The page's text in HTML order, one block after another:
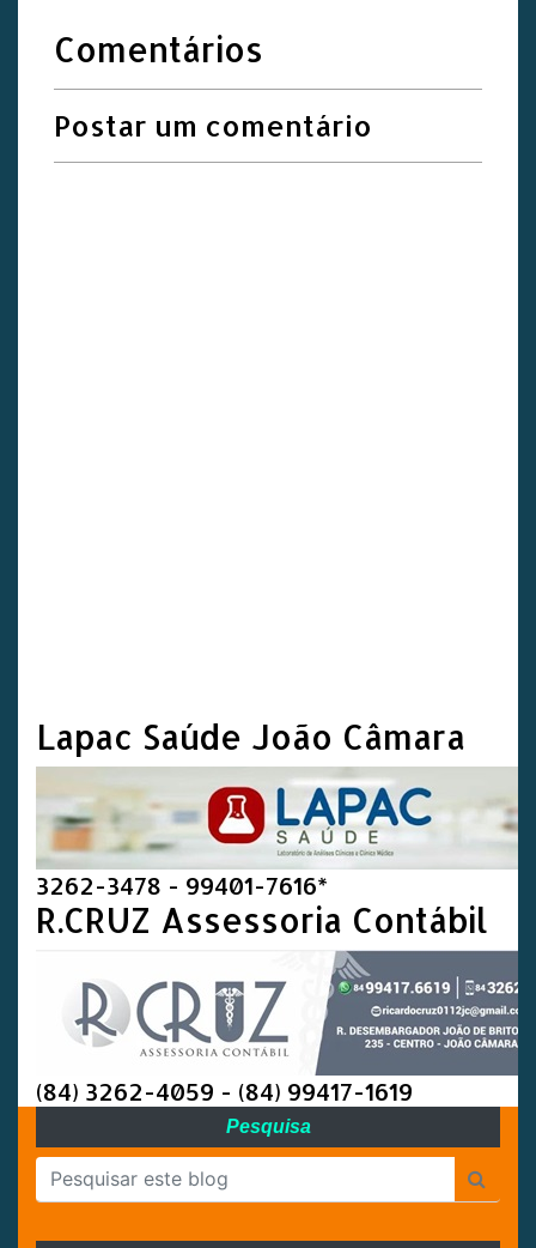
Comentários
Postar um comentário
Lapac Saúde João Câmara
3262-3478 - 99401-7616*
R.CRUZ Assessoria Contábil
(84) 3262-4059 - (84) 99417-1619
Pesquisa